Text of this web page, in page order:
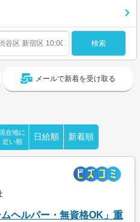
メールで新着を受け取る
在地に
近い順
日給順 新着順
ムヘルパー・無資格OK」重